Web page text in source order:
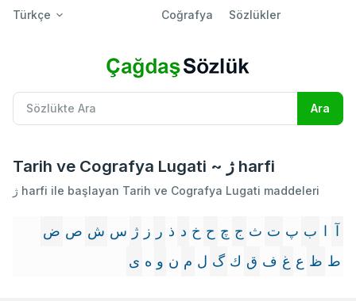
Türkçe Coğrafya Sözlükler
Tarih ve Cografya Lugati ~ ژ harfi
ژ harfi ile başlayan Tarih ve Cografya Lugati maddeleri
آ ا ب پ ت ث ج چ ح خ د ذ ر ز ژ س ش ص ض
ط ظ ع غ ف ق ك گ ل م ن و ه ى